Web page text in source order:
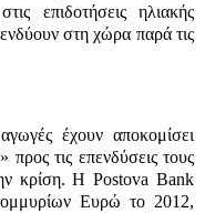
επιδοτήσεις ηλιακής
στη χώρα παρά τις
έχουν αποκομίσει
προς τις επενδύσεις τους
κρίση. Η Postova Bank
Ευρώ το 2012,